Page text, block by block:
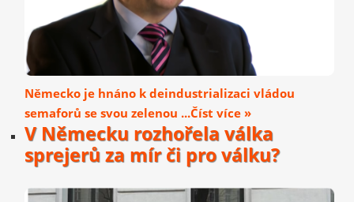
Německo je hnáno k deindustrializaci vládou
semaforů se svou zelenou ...Číst více »
V Německu rozhořela válka
sprejerů za mír či pro válku?